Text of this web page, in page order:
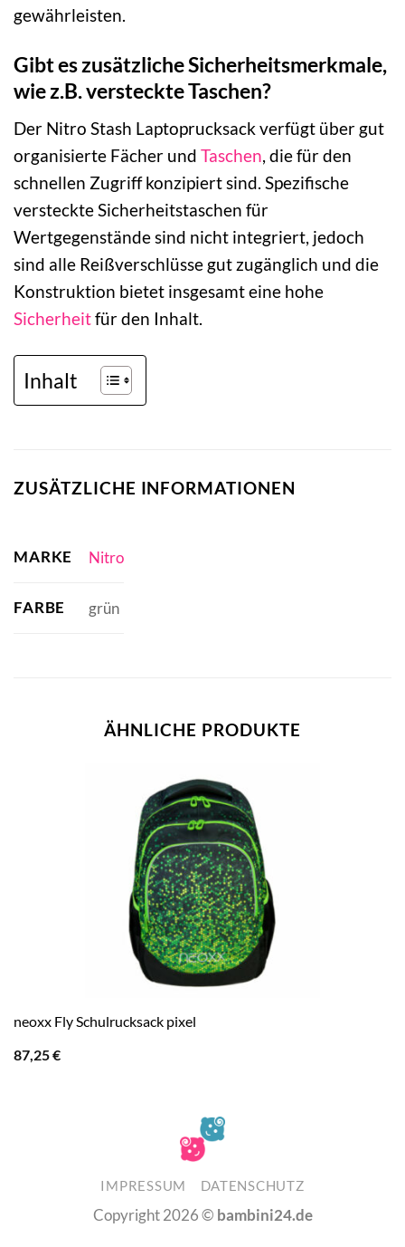
gewährleisten.
Gibt es zusätzliche Sicherheitsmerkmale,
wie z.B. versteckte Taschen?
Der Nitro Stash Laptoprucksack verfügt über gut
organisierte Fächer und Taschen, die für den
schnellen Zugriff konzipiert sind. Spezifische
versteckte Sicherheitstaschen für
Wertgegenstände sind nicht integriert, jedoch
sind alle Reißverschlüsse gut zugänglich und die
Konstruktion bietet insgesamt eine hohe
Sicherheitfür den Inhalt.
Inhalt
ZUSÄTZLICHE INFORMATIONEN
MARKE Nitro
FARBE grün
ÄHNLICHE PRODUKTE
neoxx Fly Schulrucksack pixel
87,25€
IMPRESSUM DATENSCHUTZ
Copyright 2026 © bambini24.de